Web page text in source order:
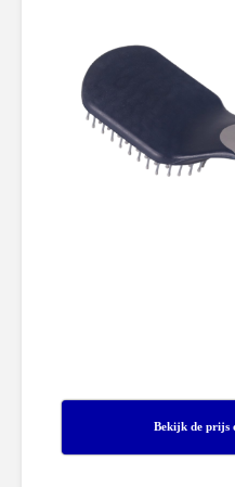
Bekijk de prijs